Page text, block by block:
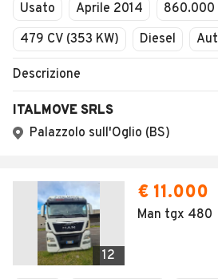
Usato Aprile 2014
860.000
479 CV (353 KW)
Diesel
Descrizione
ITALMOVE SRLS
Palazzolo sull'Oglio (BS)
12
€ 11.000
Man tgx 480